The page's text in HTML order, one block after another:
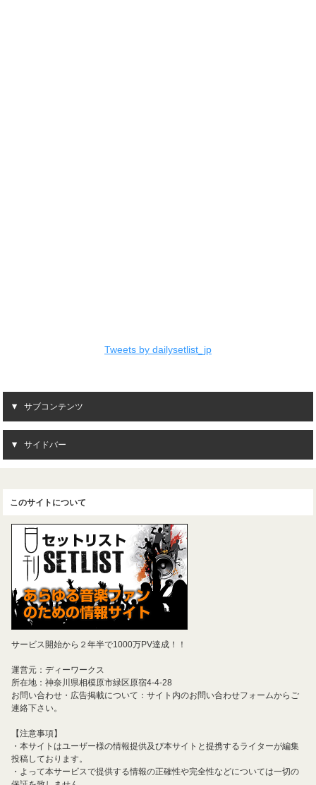
Tweets by dailysetlist_jp
サブコンテンツ
サイドバー
このサイトについて
サービス開始から２年半で1000万PV達成！！
運営元：ディーワークス
所在地：神奈川県相模原市緑区原宿4-4-28
お問い合わせ・広告掲載について：サイト内のお問い合わせフォームからご
連絡下さい。
【注意事項】
・本サイトはユーザー様の情報提供及び本サイトと提携するライターが編集
投稿しております。
・よって本サービスで提供する情報の正確性や完全性などについては一切の